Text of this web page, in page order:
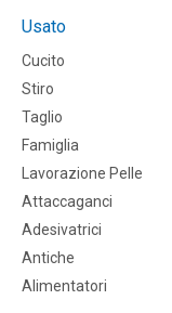
Usato
Cucito
Stiro
Taglio
Famiglia
Lavorazione Pelle
Attaccaganci
Adesivatrici
Antiche
Alimentatori